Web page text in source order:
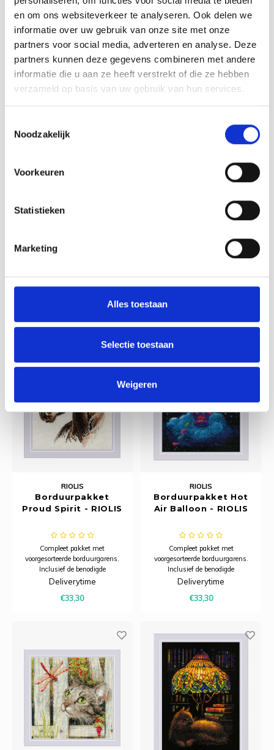
en om ons websiteverkeer te analyseren. Ook delen we
informatie over uw gebruik van onze site met onze
partners voor social media, adverteren en analyse. Deze
partners kunnen deze gegevens combineren met andere
informatie die u aan ze heeft verstrekt of die ze hebben
verzameld op basis van uw gebruik van hun services.
Noodzakelijk
Voorkeuren
Statistieken
Marketing
Alles toestaan
Selectie toestaan
Weigeren
Starry Cat - RIOLIS
Compleet pakket met
voorgesorteerde borduurgarens.
borduurstof, garens, patroon,
naald en beschrijving.
Deliverytime
Garden Flowers -
Compleet pakket met
voorgesorteerde borduurgarens.
borduurstof, garens, patroon,
naald en beschrijving.
Deliverytime
RIOLIS
Borduurpakket
Proud Spirit - RIOLIS
Compleet pakket met
voorgesorteerde borduurgarens.
Inclusief de benodigde
borduurstof, garens, patroon,
Deliverytime
€33,30
RIOLIS
Borduurpakket Hot
Air Balloon - RIOLIS
Compleet pakket met
voorgesorteerde borduurgarens.
Inclusief de benodigde
borduurstof, garens, patroon,
Deliverytime
€33,30